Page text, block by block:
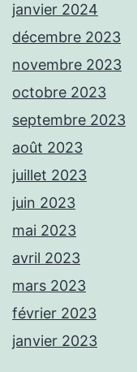
janvier 2024
décembre 2023
novembre 2023
octobre 2023
septembre 2023
août 2023
juillet 2023
juin 2023
mai 2023
avril 2023
mars 2023
février 2023
janvier 2023